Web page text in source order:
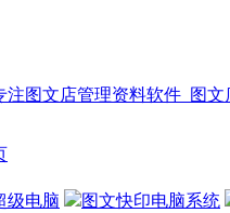
级电脑
图文快印电脑系统